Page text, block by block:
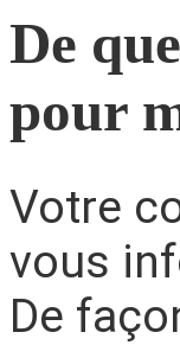
De
pour
Votre
vous
De